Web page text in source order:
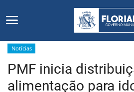
Início
Notícias
PMF inicia
alimentação para